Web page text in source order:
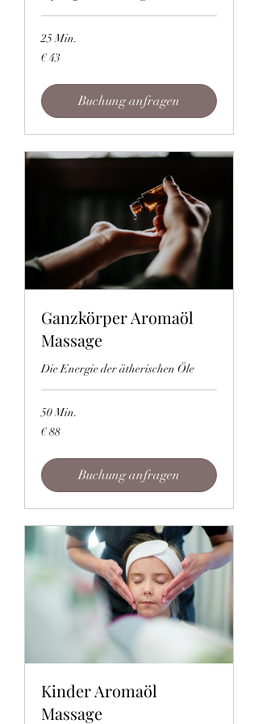
25 Min.
43
Euro
€ 43
Buchung anfragen
Ganzkörper Aromaöl
Massage
Die Energie der ätherischen Öle
50 Min.
88
Euro
€ 88
Buchung anfragen
Kinder Aromaöl
Massage